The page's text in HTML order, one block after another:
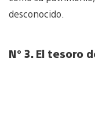
desconocido.
Nº 3. El tesoro